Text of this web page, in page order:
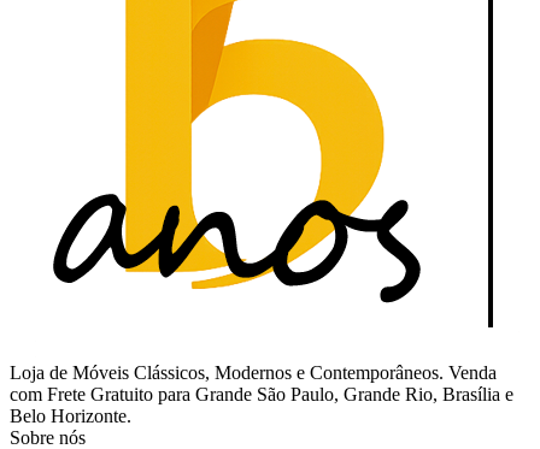
Loja de Móveis Clássicos, Modernos e Contemporâneos. Venda
com Frete Gratuito para Grande São Paulo, Grande Rio, Brasília e
Belo Horizonte.
Sobre nós